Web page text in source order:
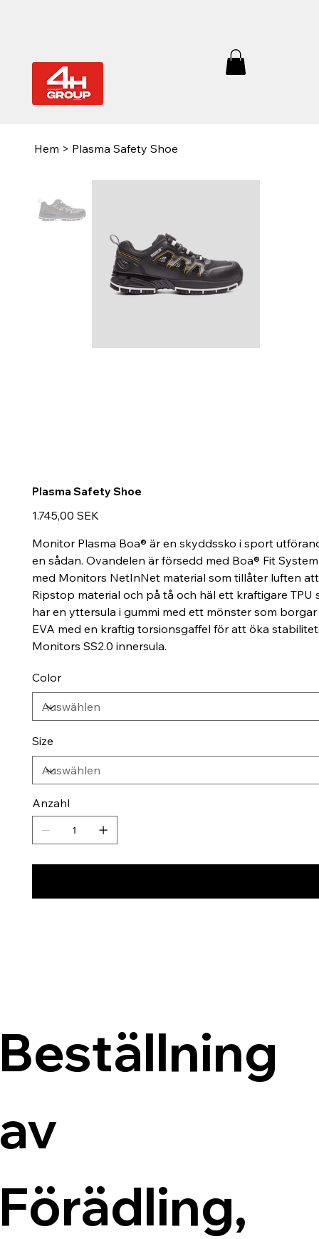
Hem > Plasma Safety Shoe
Plasma Safety Shoe
Preis
1.745,00 SEK
Monitor Plasma Boa® är en skyddssko i sport
en sådan. Ovandelen är försedd med Boa® Fit
med Monitors NetInNet material som tillåter luften
Ripstop material och på tå och häl ett kraftigare
har en yttersula i gummi med ett mönster som
EVA med en kraftig torsionsgaffel för att öka
Monitors SS2.0 innersula.
Color
Size
Anzahl